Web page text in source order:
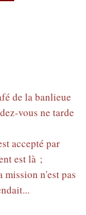
de la banlieue
vous ne tarde
accepté par
est là ;
mission n'est pas